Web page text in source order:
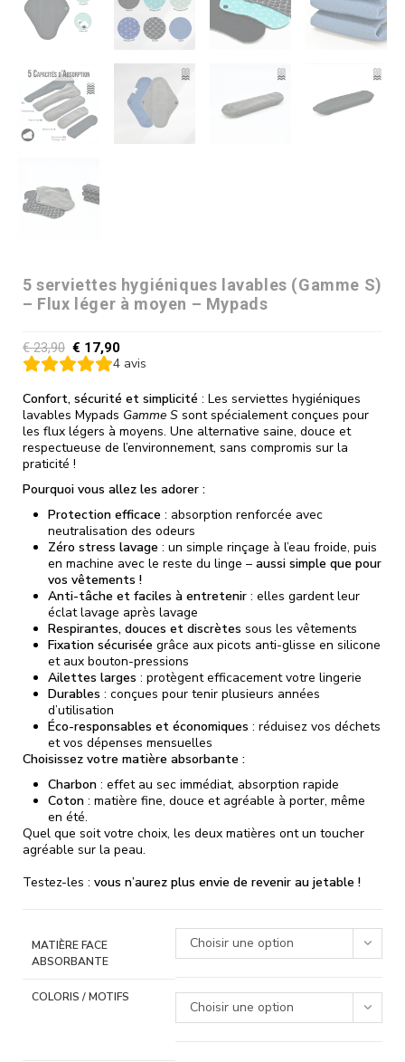
5 serviettes hygiéniques lavables (Gamme S)
– Flux léger à moyen – Mypads
€23,90 € 17,90
4 avis
Confort, sécurité et simplicité : Les serviettes hygiéniques
lavables Mypads Gamme S sont spécialement conçues pour
les flux légers à moyens. Une alternative saine, douce et
respectueuse de l’environnement, sans compromis sur la
praticité !
Pourquoi vous allez les adorer :
Protection efficace : absorption renforcée avec
neutralisation des odeurs
Zéro stress lavage : un simple rinçage à l’eau froide, puis
en machine avec le reste du linge – aussi simple que pour
vos vêtements !
Anti-tâche et faciles à entretenir : elles gardent leur
éclat lavage après lavage
Respirantes, douces et discrètes sous les vêtements
Fixation sécurisée grâce aux picots anti-glisse en silicone
et aux bouton-pressions
Ailettes larges : protègent efficacement votre lingerie
Durables : conçues pour tenir plusieurs années
d’utilisation
Éco-responsables et économiques : réduisez vos déchets
et vos dépenses mensuelles
Choisissez votre matière absorbante :
Charbon : effet au sec immédiat, absorption rapide
Coton : matière fine, douce et agréable à porter, même
en été.
Quel que soit votre choix, les deux matières ont un toucher
agréable sur la peau.
Testez-les : vous n’aurez plus envie de revenir au jetable !
MATIÈRE FACE
ABSORBANTE
Choisir une option
COLORIS / MOTIFS
Choisir une option